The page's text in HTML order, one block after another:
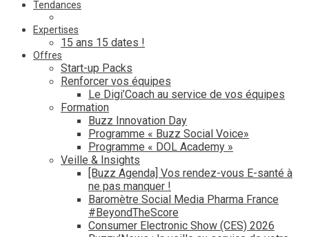
Tendances
Expertises
15 ans 15 dates !
Offres
Start-up Packs
Renforcer vos équipes
Le Digi’Coach au service de vos équipes
Formation
Buzz Innovation Day
Programme « Buzz Social Voice»
Programme « DOL Academy »
Veille & Insights
[Buzz Agenda] Vos rendez-vous E-santé à
ne pas manquer !
Baromètre Social Media Pharma France
#BeyondTheScore
Consumer Electronic Show (CES) 2026